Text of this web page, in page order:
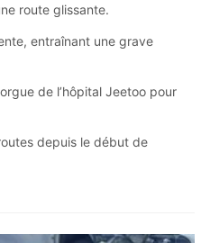
route glissante.
entraînant une grave
de l’hôpital Jeetoo pour
depuis le début de